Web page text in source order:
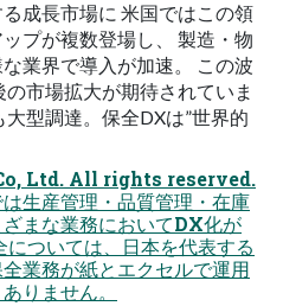
成長市場に 米国ではこの領
プが複数登場し、 製造・物
業界で導入が加速。 この波
市場拡大が期待されていま
型調達。保全DXは”世界的
Ltd. All rights reserved.
生産管理・品質管理・在庫
まな業務においてDX化が
ついては、日本を代表する
業務が紙とエクセルで運用
りません。